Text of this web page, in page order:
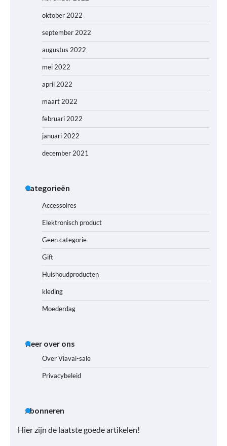
oktober 2022
september 2022
augustus 2022
mei 2022
april 2022
maart 2022
februari 2022
januari 2022
december 2021
Categorieën
Accessoires
Elektronisch product
Geen categorie
Gift
Huishoudproducten
kleding
Moederdag
Meer over ons
Over Viavai-sale
Privacybeleid
Abonneren
Hier zijn de laatste goede artikelen!